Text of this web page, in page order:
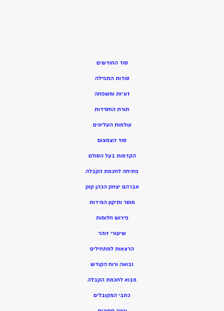
סוד החודשים
סודות התפילה
זוגיות ומשפחה
תורת החסידות
עולמות העליונים
סוד הצמצום
הקדמות בעל הסולם
פתיחה לחכמת הקבלה
אברהם יצחק הכהן קוק
מוסר ותיקון המידות
פירוש חלומות
שיעורי זוהר
הרצאות למתחילים
נבואה ורוח הקודש
מבוא לחכמת הקבלה
כתבי המקובלים